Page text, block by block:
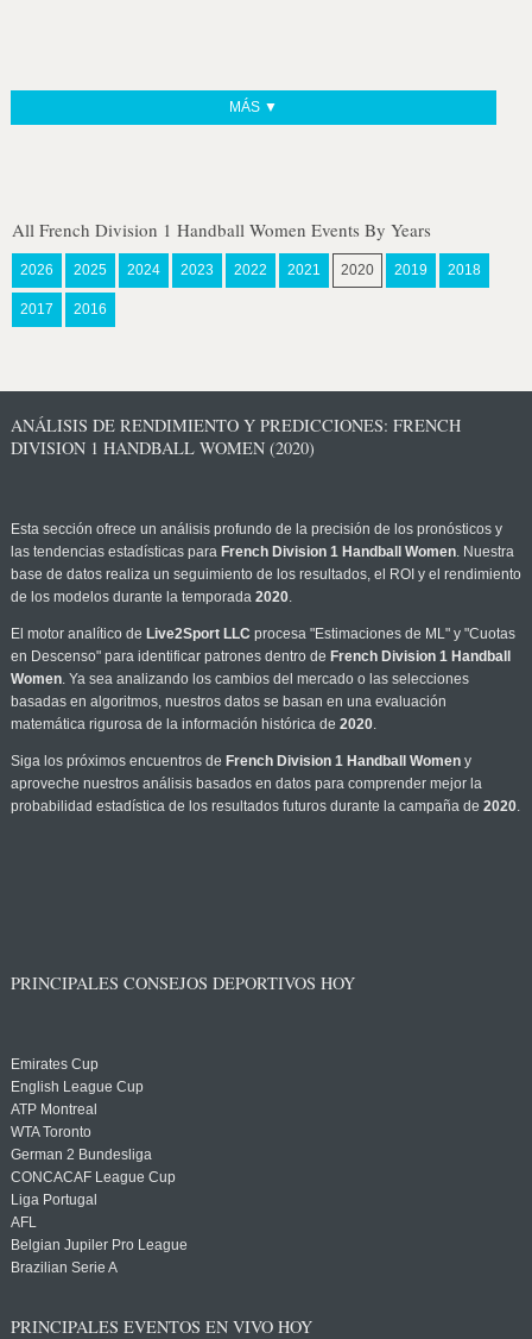
MÁS ▼
All French Division 1 Handball Women Events By Years
2026 2025 2024 2023 2022 2021 2020 2019 2018
2017 2016
ANÁLISIS DE RENDIMIENTO Y PREDICCIONES: FRENCH
DIVISION 1 HANDBALL WOMEN (2020)
Esta sección ofrece un análisis profundo de la precisión de los pronósticos y
las tendencias estadísticas para French Division 1 Handball Women. Nuestra
base de datos realiza un seguimiento de los resultados, el ROI y el rendimiento
de los modelos durante la temporada 2020.
El motor analítico de Live2Sport LLC procesa "Estimaciones de ML" y "Cuotas
en Descenso" para identificar patrones dentro de French Division 1 Handball
Women. Ya sea analizando los cambios del mercado o las selecciones
basadas en algoritmos, nuestros datos se basan en una evaluación
matemática rigurosa de la información histórica de 2020.
Siga los próximos encuentros de French Division 1 Handball Womeny
aproveche nuestros análisis basados en datos para comprender mejor la
probabilidad estadística de los resultados futuros durante la campaña de 2020.
PRINCIPALES CONSEJOS DEPORTIVOS HOY
Emirates Cup
English League Cup
ATP Montreal
WTA Toronto
German 2 Bundesliga
CONCACAF League Cup
Liga Portugal
AFL
Belgian Jupiler Pro League
Brazilian Serie A
PRINCIPALES EVENTOS EN VIVO HOY